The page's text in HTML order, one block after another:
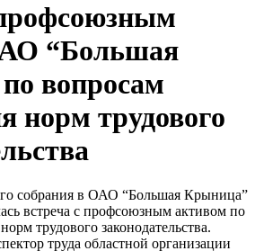
“Большая
вопросам
норм трудового
собрания в ОАО “Большая Крыница”
встреча с профсоюзным активом по
трудового законодательства.
труда областной организации